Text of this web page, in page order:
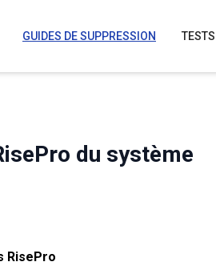
GUIDES DE SUPPRESSION TESTS
du système
RisePro